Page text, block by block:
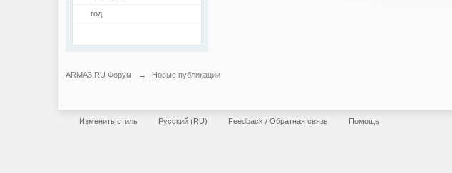
год
ARMA3.RU Форум → Новые публикации
Изменить стиль Русский (RU) Feedback / Обратная связь Помощь